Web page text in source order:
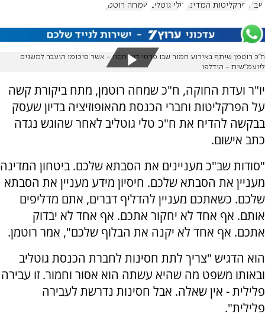
שב"כ פרקליטות המדינה טלי גוטליב שמחה רוטמן
ח"כ רוטמן שיתף באירוע חמור שבו פרטי דיון חסוי - אשר סיכומו הועבר למשנים
ליועמ"שית - הודלפו
יו"ר ועדת החוקה, ח"כ שמחה רוטמן, מתח ביקורת קשה
על הפרקליטות וחברי הכנסת מהאופוזיציה בדיון שעסק
בבקשה להדיח את ח"כ טלי גוטליב לאחר שהוגש נגדה
כתב אישום.
"סודות שב"כ מעניינים את הסבתא שלכם. ביטחון המדינה
מעניין את הסבתא שלכם. חיסיון מידע מעניין את הסבתא
שלכם. כשאתכם מעניין להדליף דברים, אתם מדליפים
אותם. אף אחד לא יחקור אתכם. אף אחד לא יבדוק
אתכם. אף אחד לא יקנה את הבלוף שלכם", אמר רוטמן.
הוא הדגיש "צריך לתת חסינות לחברת הכנסת גוטליב
ובאותו משפט מה שהיא עשתה הוא אסור וחמור. זו עבירה
פלילית - אין שאלה. אבל חסינות נדרשת לעבירה
פלילית".